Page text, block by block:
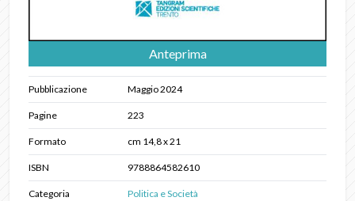
Anteprima
Pubblicazione Maggio 2024
Pagine 223
Formato cm 14,8 x 21
ISBN 9788864582610
Categoria Politica e Società